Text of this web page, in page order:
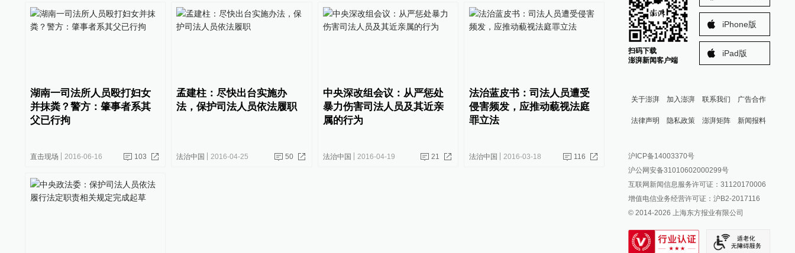
湖南一司法所人员殴打妇女
并抹粪？警方：肇事者系其
父已行拘
直击现场 2016-06-16 103
孟建柱：尽快出台实施办
法，保护司法人员依法履职
法治中国 2016-04-25 50
中央深改组会议：从严惩处
暴力伤害司法人员及其近亲
属的行为
法治中国 2016-04-19 21
法治蓝皮书：司法人员遭受
侵害频发，应推动藐视法庭
罪立法
法治中国 2016-03-18 116
扫码下载
澎湃新闻客户端
iPhone版
iPad版
关于澎湃 加入澎湃 联系我们 广告合作
法律声明 隐私政策 澎湃矩阵
澎湃新闻公众号
澎湃新闻抖音号
派生万物开放平台
IP SHANGHAI
SIXTH TONE
新闻报料
报料邮箱: news@thepaper.cn
沪ICP备14003370号
沪公网安备31010602000299号
互联网新闻信息服务许可证：31120170006
增值电信业务经营许可证：沪B2-2017116
© 2014-2026 上海东方报业有限公司